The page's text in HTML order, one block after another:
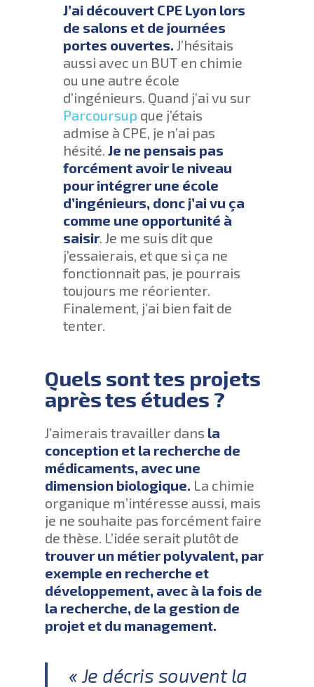
J’ai découvert CPE Lyon lors
de salons et de journées
portes ouvertes. J’hésitais
aussi avec un BUT en chimie
ou une autre école
d’ingénieurs. Quand j’ai vu sur
Parcoursup que j’étais
admise à CPE, je n’ai pas
hésité. Je ne pensais pas
forcément avoir le niveau
pour intégrer une école
d’ingénieurs, donc j’ai vu ça
comme une opportunité à
saisir. Je me suis dit que
j’essaierais, et que si ça ne
fonctionnait pas, je pourrais
toujours me réorienter.
Finalement, j’ai bien fait de
tenter.
Quels sont tes projets
après tes études ?
J’aimerais travailler dans la
conception et la recherche de
médicaments, avec une
dimension biologique. La chimie
organique m’intéresse aussi, mais
je ne souhaite pas forcément faire
de thèse. L’idée serait plutôt de
trouver un métier polyvalent, par
exemple en recherche et
développement, avec à la fois de
la recherche, de la gestion de
projet et du management.
« Je décris souvent la